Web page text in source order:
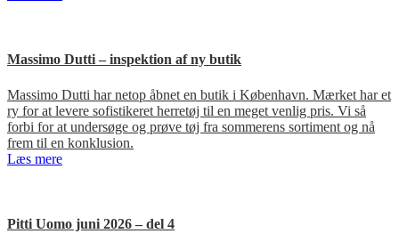
Massimo Dutti – inspektion af ny butik
Massimo Dutti har netop åbnet en butik i København. Mærket har et
ry for at levere sofistikeret herretøj til en meget venlig pris. Vi så
forbi for at undersøge og prøve tøj fra sommerens sortiment og nå
frem til en konklusion.
Læs mere
Pitti Uomo juni 2026 – del 4